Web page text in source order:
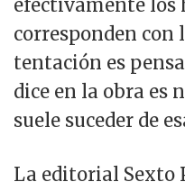
efectivamente los
corresponden con
tentación es
dice en la obra es
suele suceder de
La editorial Sexto